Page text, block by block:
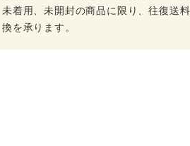
未着用、未開封の商品に限り、往復送
換を承ります。